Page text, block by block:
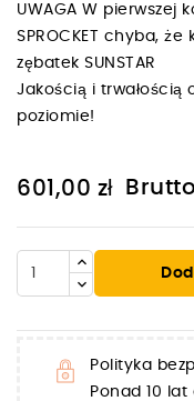
UWAGA W pierwszej
SPROCKET chyba,
zębatek SUNSTAR
Jakością i
poziomie!
601,00 zł Brutto
Polityka
Ponad 10